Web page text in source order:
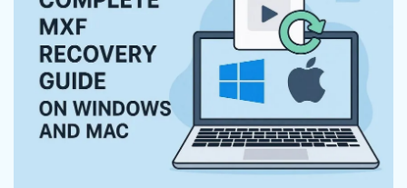
리커버릿 무료 버전
분실/삭제된 데이터 무료 복구
데이터 손실 시나리오
모든 기능 확인하기